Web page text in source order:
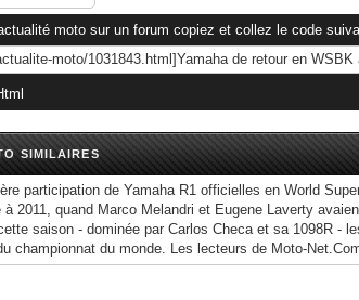
moto sur un forum copiez et collez le code
SIMILAIRES
participation de Yamaha R1 officielles en World
à 2011, quand Marco Melandri et Eugene Laverty
saison - dominée par Carlos Checa et sa 1098R -
championnat du monde. Les lecteurs de Moto-